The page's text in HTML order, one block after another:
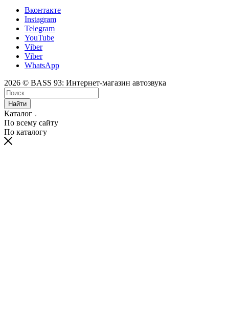
Вконтакте
Instagram
Telegram
YouTube
Viber
Viber
WhatsApp
2026 © BASS 93: Интернет-магазин автозвука
Найти
Каталог
По всему сайту
По каталогу